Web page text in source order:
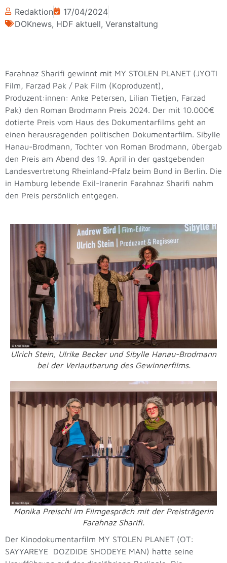
Redaktion
17/04/2024
DOKnews, HDF aktuell, Veranstaltung
Farahnaz Sharifi gewinnt mit MY STOLEN PLANET (JYOTI
Film, Farzad Pak / Pak Film (Koproduzent),
Produzent:innen: Anke Petersen, Lilian Tietjen, Farzad
Pak) den Roman Brodmann Preis 2024. Der mit 10.000€
dotierte Preis vom Haus des Dokumentarfilms geht an
einen herausragenden politischen Dokumentarfilm. Sibylle
Hanau-Brodmann, Tochter von Roman Brodmann, übergab
den Preis am Abend des 19. April in der gastgebenden
Landesvertretung Rheinland-Pfalz beim Bund in Berlin. Die
in Hamburg lebende Exil-Iranerin Farahnaz Sharifi nahm
den Preis persönlich entgegen.
Ulrich Stein, Ulrike Becker und Sibylle Hanau-Brodmann
bei der Verlautbarung des Gewinnerfilms.
Monika Preischl im Filmgespräch mit der Preisträgerin
Farahnaz Sharifi.
Der Kinodokumentarfilm MY STOLEN PLANET (OT:
SAYYAREYE DOZDIDE SHODEYE MAN) hatte seine